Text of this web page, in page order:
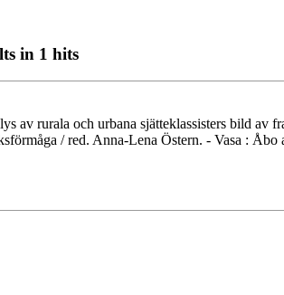
in 1 hits
av rurala och urbana sjätteklassisters bild av
/ red. Anna-Lena Östern. - Vasa :